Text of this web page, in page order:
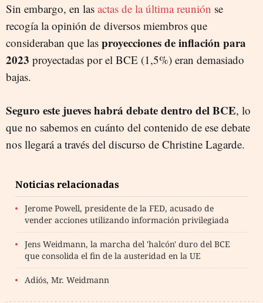
Sin embargo, en las actas de la última reunión se
recogía la opinión de diversos miembros que
consideraban que las proyecciones de inflación para
2023 proyectadas por el BCE (1,5%) eran demasiado
bajas.
Seguro este jueves habrá debate dentro del BCE, lo
que no sabemos en cuánto del contenido de ese debate
nos llegará a través del discurso de Christine Lagarde.
Noticias relacionadas
Jerome Powell, presidente de la FED, acusado de
vender acciones utilizando información privilegiada
Jens Weidmann, la marcha del 'halcón' duro del BCE
que consolida el fin de la austeridad en la UE
Adiós, Mr. Weidmann